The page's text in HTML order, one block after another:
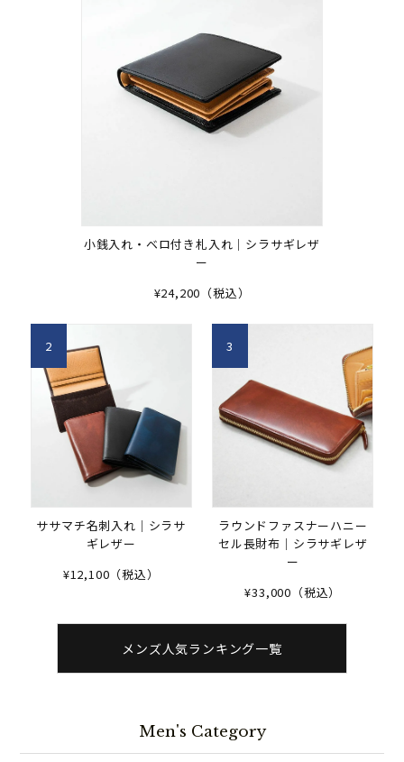
小銭入れ・ベロ付き札入れ｜シラサギレザ
ー
¥24,200（税込）
ササマチ名刺入れ｜シラサ
ギレザー
¥12,100（税込）
2
ラウンドファスナーハニー
セル長財布｜シラサギレザ
ー
¥33,000（税込）
3
メンズ人気ランキング一覧
Men's Category